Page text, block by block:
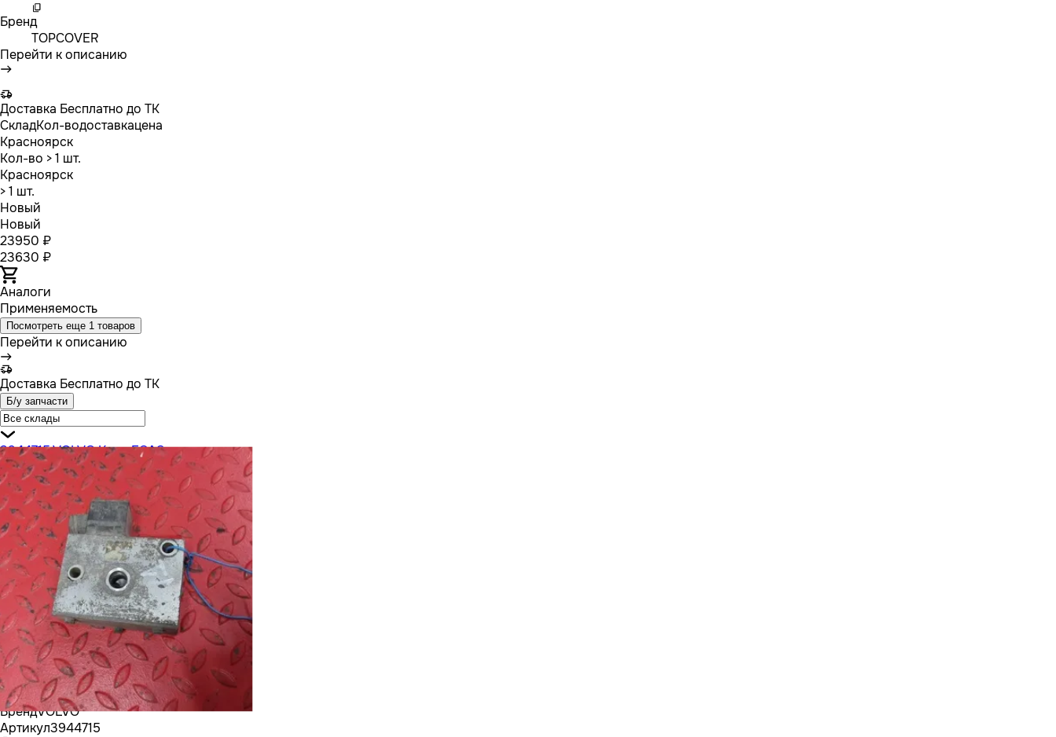
Бренд
TOPCOVER
Перейти к описанию
Доставка Бесплатно до ТК
СкладКол-водоставкацена
Красноярск
Кол-во > 1 шт.
Красноярск
> 1 шт.
Новый
Новый
23950 ₽
23630 ₽
Аналоги
Применяемость
Посмотреть еще 1 товаров
Перейти к описанию
Доставка Бесплатно до ТК
Б/у запчасти
3944715 VOLVO Кран ECAS
БрендVOLVO
Артикул3944715